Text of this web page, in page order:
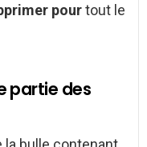
pourtout le
partie des